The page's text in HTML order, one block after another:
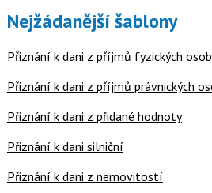
Nejžádanější šablony
Přiznání k dani z příjmů fyzických osob
Přiznání k dani z příjmů právnických
Přiznání k dani z přidané hodnoty
Přiznání k dani silniční
Přiznání k dani z nemovitostí